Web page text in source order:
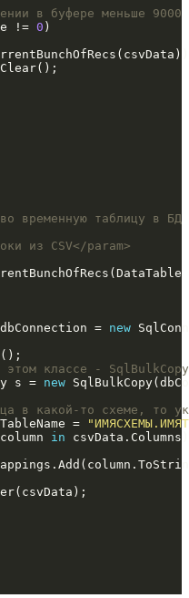
в буфере меньше 9000
!= 0
временную таблицу в БД
из CSV</param>
= new
классе -
s = new
в какой-то схеме, то
=
column in